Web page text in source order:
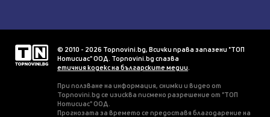
© 2010 - 2026 Topnovini.bg, Всички права запазени "ТОП
Нотисиас" ООД. Topnovini.bg спазва
етичния кодекс на българските медии
При ползване на информация, снимки и видео от
Topnovini.bg се изисква писмено разрешение от "ТОП
Нотисиас" ООД.
Прогнозата за времето се предоставя благодарение на